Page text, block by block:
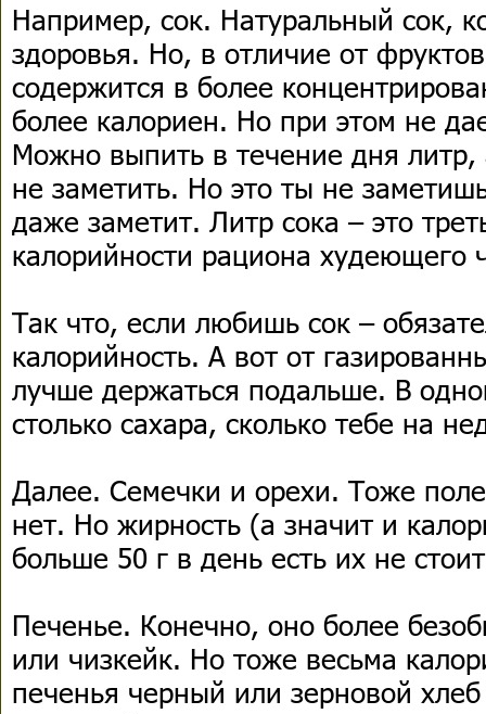
Например, сок. Натуральный сок,
здоровья. Но, в отличие от
содержится в более
более калориен. Но при этом не
Можно выпить в течение дня литр,
не заметить. Но это ты не
даже заметит. Литр сока – это
калорийности рациона худеющего
Так что, если любишь сок –
калорийность. А вот от
лучше держаться подальше. В
столько сахара, сколько тебе на
Далее. Семечки и орехи. Тоже
нет. Но жирность (а значит и
больше 50 г в день есть их не
Печенье. Конечно, оно более
или чизкейк. Но тоже весьма
печенья черный или зерновой